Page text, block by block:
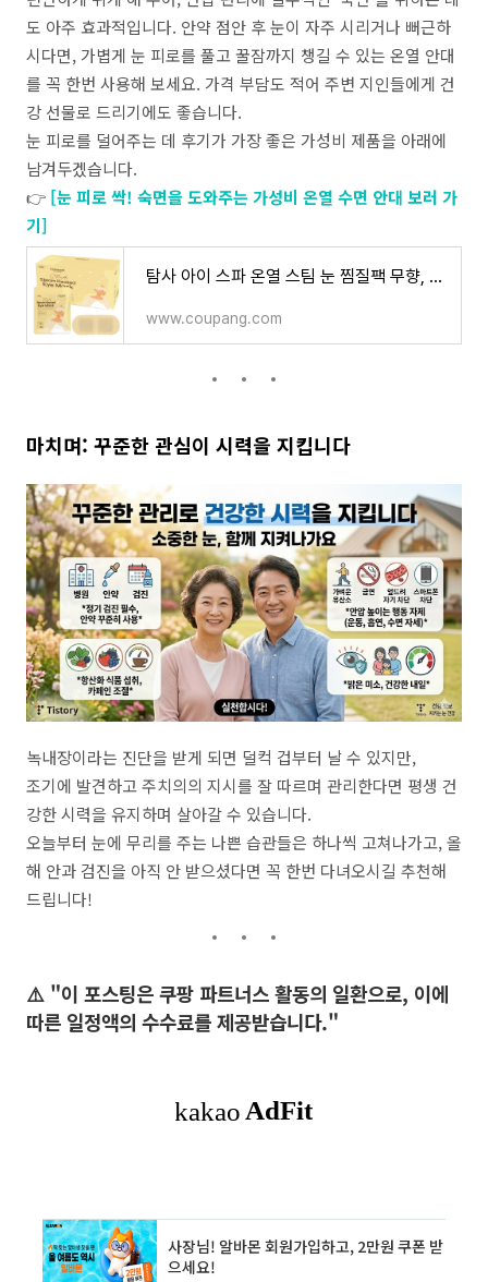
도 아주 효과적입니다. 안약 점안 후 눈이 자주 시리거나 뻐근하
시다면, 가볍게 눈 피로를 풀고 꿀잠까지 챙길 수 있는 온열 안대
를 꼭 한번 사용해 보세요. 가격 부담도 적어 주변 지인들에게 건
강 선물로 드리기에도 좋습니다.
눈 피로를 덜어주는 데 후기가 가장 좋은 가성비 제품을 아래에
남겨두겠습니다.
👉 [눈 피로 싹! 숙면을 도와주는 가성비 온열 수면 안대 보러 가
기]
탐사 아이 스파 온열 스팀 눈 찜질팩 무향, 30개입, 1개 - 아이마스크 | 쿠팡
www.coupang.com
마치며: 꾸준한 관심이 시력을 지킵니다
녹내장이라는 진단을 받게 되면 덜컥 겁부터 날 수 있지만,
조기에 발견하고 주치의의 지시를 잘 따르며 관리한다면 평생 건
강한 시력을 유지하며 살아갈 수 있습니다.
오늘부터 눈에 무리를 주는 나쁜 습관들은 하나씩 고쳐나가고, 올
해 안과 검진을 아직 안 받으셨다면 꼭 한번 다녀오시길 추천해
드립니다!
⚠️ "이 포스팅은 쿠팡 파트너스 활동의 일환으로, 이에
따른 일정액의 수수료를 제공받습니다."